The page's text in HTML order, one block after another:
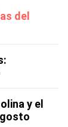
del
y el